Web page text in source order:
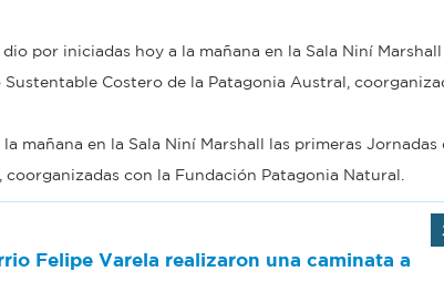
por iniciadas hoy a la mañana en la Sala Niní Marshall
Costero de la Patagonia Austral,
mañana en la Sala Niní Marshall las primeras Jornadas
con la Fundación Patagonia Natural.
Felipe Varela realizaron una caminata a